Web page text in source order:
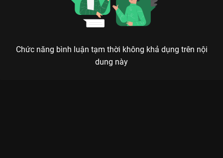
Chức năng bình luận tạm thời không khả dụng trên nội
dung này